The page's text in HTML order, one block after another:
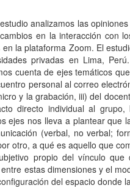
analizamos las
en la interacción con
la plataforma Zoom. El
privadas en Lima,
cuenta de ejes temáticos
personal al correo
y la grabación, iii) del
directo individual al
ejes nos lleva a plantear que
(verbal, no verbal;
otro, a qué es aquello que
propio del vínculo que
estas dimensiones y el
del espacio donde